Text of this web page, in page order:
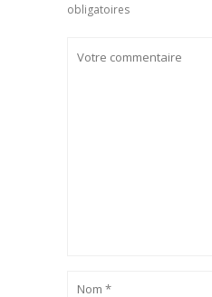
obligatoires